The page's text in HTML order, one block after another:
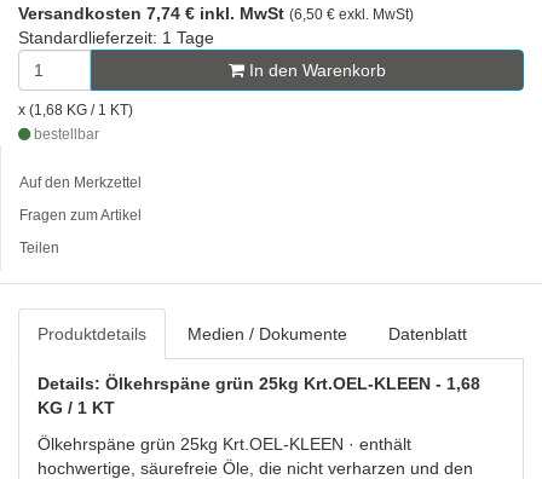
Versandkosten 7,74 € inkl. MwSt (6,50 € exkl. MwSt)
Standardlieferzeit: 1 Tage
In den Warenkorb
x (1,68 KG / 1 KT)
bestellbar
Auf den Merkzettel
Fragen zum Artikel
Teilen
Produktdetails Medien / Dokumente Datenblatt
Details: Ölkehrspäne grün 25kg Krt.OEL-KLEEN - 1,68
KG / 1 KT
Ölkehrspäne grün 25kg Krt.OEL-KLEEN · enthält
hochwertige, säurefreie Öle, die nicht verharzen und den